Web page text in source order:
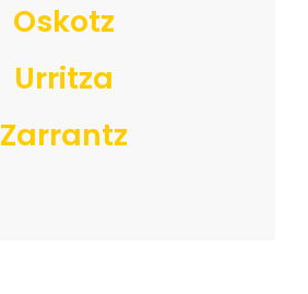
Oskotz
Urritza
Zarrantz